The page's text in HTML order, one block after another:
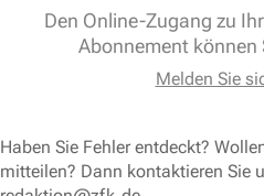
Den Online-Zugang zu
Abonnement können
Melden Sie
Haben Sie Fehler entdeckt?
mitteilen? Dann kontaktieren Sie